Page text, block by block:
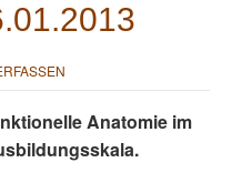
Anatomie im